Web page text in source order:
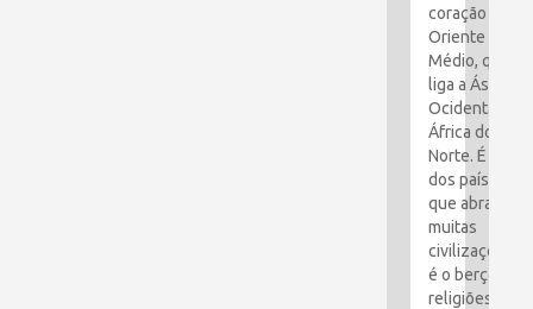
coração do
Oriente
Médio, que
liga a Ásia
Ocidental e a
África do
Norte. É um
dos países
que abraçou
muitas
civilizações e
é o berço das
religiões. É,